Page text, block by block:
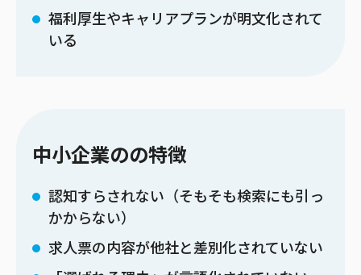
福利厚生やキャリアプランが明文化されて
いる
中小企業のの特徴
認知すらされない（そもそも検索にも引っ
かからない）
求人票の内容が他社と差別化されていない